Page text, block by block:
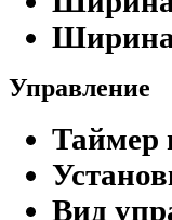
Ширина
Управление
Таймер
Вид